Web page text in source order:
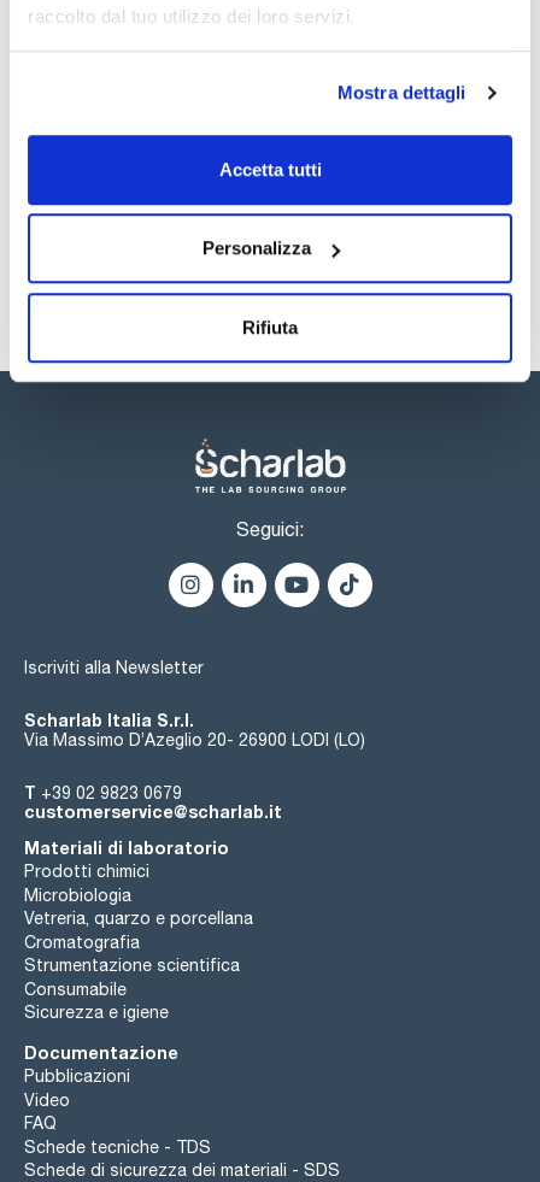
raccolto dal tuo utilizzo dei loro servizi.
Mostra dettagli
Accetta tutti
Personalizza
Rifiuta
Possono essere utilizzati a temperature inferiori a 0 °C, sono
Registrati per i download
Registrati per i download
Sicurezza
Registrati per i download
Seguici:
Iscriviti alla Newsletter
Scharlab Italia S.r.l.
Via Massimo D’Azeglio 20- 26900 LODI (LO)
T +39 02 9823 0679
customerservice@scharlab.it
Materiali di laboratorio
Prodotti chimici
Microbiologia
Vetreria, quarzo e porcellana
Cromatografia
Strumentazione scientifica
Consumabile
Sicurezza e igiene
Documentazione
Pubblicazioni
Video
FAQ
Schede tecniche - TDS
Schede di sicurezza dei materiali - SDS